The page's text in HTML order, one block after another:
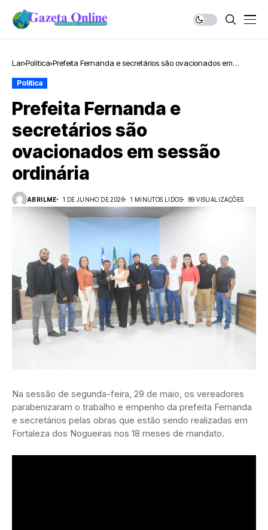
Lar Política Prefeita Fernanda e secretários são ovacionados em
Política
Prefeita Fernanda e
secretários são
ovacionados em sessão
ordinária
ABRILME 1 DE JUNHO DE 2026 1 MINUTOS LIDOS 89 VISUALIZAÇÕES
Na sessão de segunda-feira, 29 de maio, os vereadores
parabenizaram o trabalho e empenho da prefeita Fernanda
e secretários pelas obras que estão sendo realizadas em
Fortaleza dos Nogueiras nos 18 meses de mandato.